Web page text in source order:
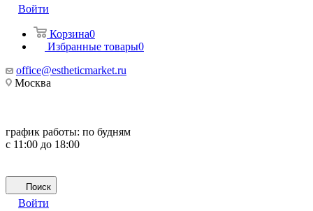
Войти
Корзина0
Избранные товары0
office@estheticmarket.ru
Москва
график работы: по будням
с 11:00 до 18:00
Поиск
Войти